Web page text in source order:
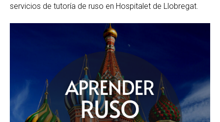
servicios de tutoría de ruso en Hospitalet de Llobregat.